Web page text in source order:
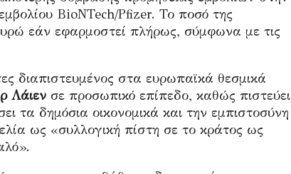
BioNTech/Pfizer. Το ποσό της
εάν εφαρμοστεί πλήρως, σύμφωνα με τις
διαπιστευμένος στα ευρωπαϊκά θεσμικά
Λάιεν σε προσωπικό επίπεδο, καθώς πιστεύει
τα δημόσια οικονομικά και την εμπιστοσύνη
ως «συλλογική πίστη σε το κράτος ως